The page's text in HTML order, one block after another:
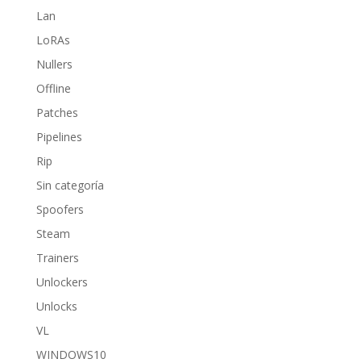
Lan
LoRAs
Nullers
Offline
Patches
Pipelines
Rip
Sin categoría
Spoofers
Steam
Trainers
Unlockers
Unlocks
VL
WINDOWS10